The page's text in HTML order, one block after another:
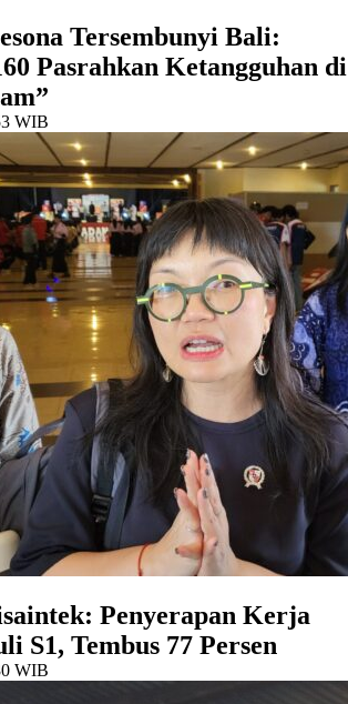
Tersembunyi Bali:
Pasrahkan Ketangguhan di
WIB
Penyerapan Kerja
S1, Tembus 77 Persen
WIB